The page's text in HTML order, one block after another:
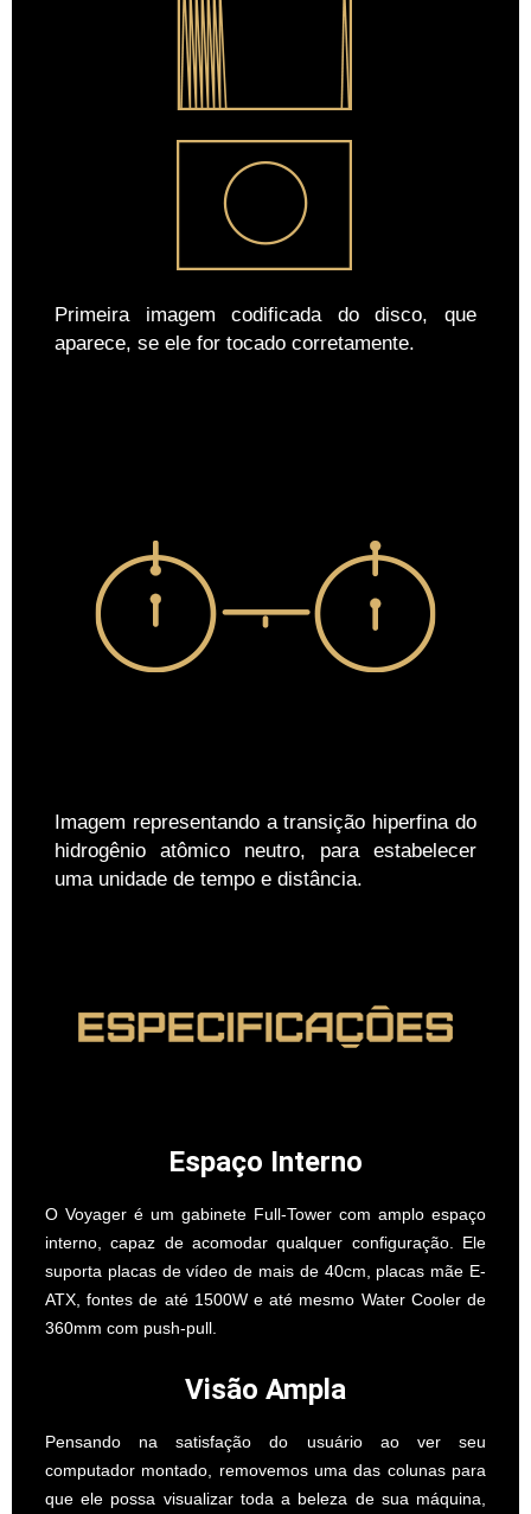
Primeira imagem codificada do disco, que
aparece, se ele for tocado corretamente.
Imagem representando a transição hiperfina do
hidrogênio atômico neutro, para estabelecer
uma unidade de tempo e distância.
Espaço Interno
O Voyager é um gabinete Full-Tower com amplo espaço
interno, capaz de acomodar qualquer configuração. Ele
suporta placas de vídeo de mais de 40cm, placas mãe E-
ATX, fontes de até 1500W e até mesmo Water Cooler de
360mm com push-pull.
Visão Ampla
Pensando na satisfação do usuário ao ver seu
computador montado, removemos uma das colunas para
que ele possa visualizar toda a beleza de sua máquina,